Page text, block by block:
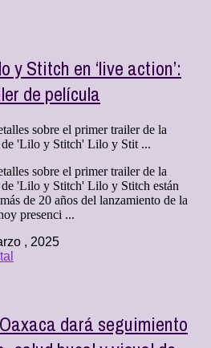
y Stitch en ‘live action’:
de película
sobre el primer trailer de la
'Lilo y Stitch' Lilo y Stit ...
sobre el primer trailer de la
'Lilo y Stitch' Lilo y Stitch están
de 20 años del lanzamiento de la
presenci ...
, 2025
dará seguimiento